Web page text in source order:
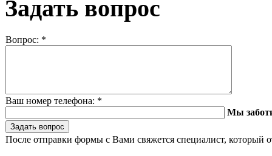
Задать вопрос
Вопрос: *
Ваш номер телефона: *
Мы
После отправки формы с Вами свяжется специалист, который